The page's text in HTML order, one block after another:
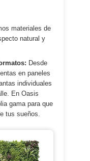
materiales de
natural y
Desde
en paneles
individuales
En Oasis
gama para que
tus sueños.